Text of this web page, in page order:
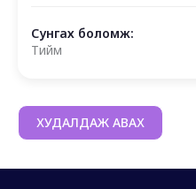
Сунгах боломж:
Тийм
ХУДАЛДАЖ АВАХ